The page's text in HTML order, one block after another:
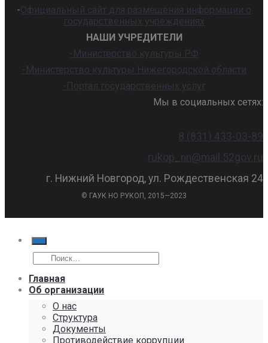
-Официальный сайт для размещения информации о
государственных учреждениях
НАШИ УЧРЕДИТЕЛИ
-Министерство культуры РФ
-Министерство культуры Нижегородской области
-Портал государственных услуг
Мы в социальных сетях:
8 (831) 433-03-89
rukop_nn@mail.52gov.ru
г. Нижний Новгород, ул. Рождественская 24
© ГАУК НО РУКОП, 2015—2023
Главная
Об организации
О нас
Структура
Документы
Противодействие коррупции